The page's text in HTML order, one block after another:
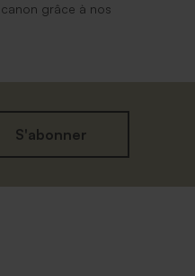
grâce à nos
S'abonner